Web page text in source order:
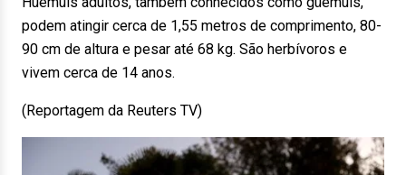
podem atingir cerca de 1,55 metros de comprimento, 80-
90 cm de altura e pesar até 68 kg. São herbívoros e
vivem cerca de 14 anos.
(Reportagem da Reuters TV)